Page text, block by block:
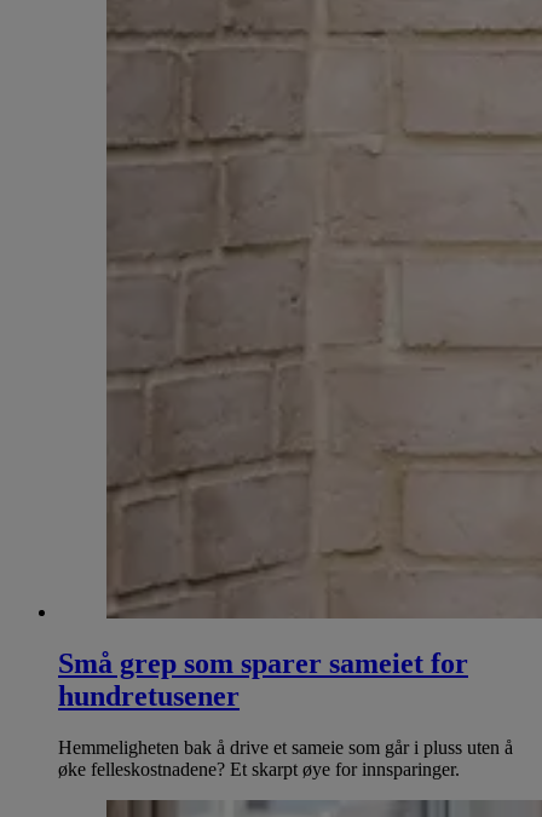
Små grep som sparer sameiet for
hundretusener
Hemmeligheten bak å drive et sameie som går i pluss uten å
øke felleskostnadene? Et skarpt øye for innsparinger.